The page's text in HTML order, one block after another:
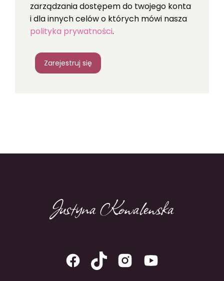
zarządzania dostępem do twojego konta
i dla innych celów o których mówi nasza
polityka prywatności.
Zarejestruj się
Justyna Kowalewska